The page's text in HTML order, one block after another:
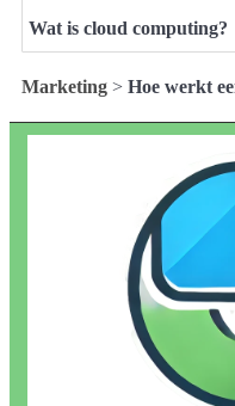
Wat is cloud computing?
Marketing > Hoe werkt